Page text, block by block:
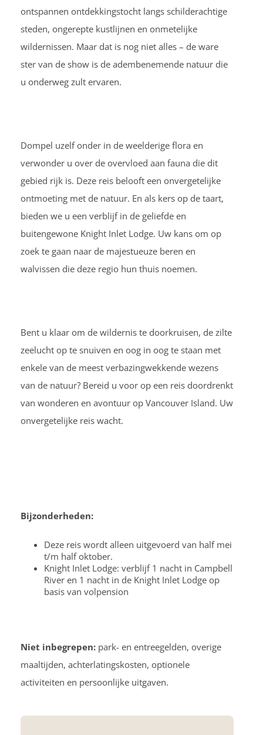
ontspannen ontdekkingstocht langs schilderachtige
steden, ongerepte kustlijnen en onmetelijke
wildernissen. Maar dat is nog niet alles – de ware
ster van de show is de adembenemende natuur die
u onderweg zult ervaren.
Dompel uzelf onder in de weelderige flora en
verwonder u over de overvloed aan fauna die dit
gebied rijk is. Deze reis belooft een onvergetelijke
ontmoeting met de natuur. En als kers op de taart,
bieden we u een verblijf in de geliefde en
buitengewone Knight Inlet Lodge. Uw kans om op
zoek te gaan naar de majestueuze beren en
walvissen die deze regio hun thuis noemen.
Bent u klaar om de wildernis te doorkruisen, de zilte
zeelucht op te snuiven en oog in oog te staan met
enkele van de meest verbazingwekkende wezens
van de natuur? Bereid u voor op een reis doordrenkt
van wonderen en avontuur op Vancouver Island. Uw
onvergetelijke reis wacht.
Bijzonderheden:
Deze reis wordt alleen uitgevoerd van half mei
t/m half oktober.
Knight Inlet Lodge: verblijf 1 nacht in Campbell
River en 1 nacht in de Knight Inlet Lodge op
basis van volpension
Niet inbegrepen: park- en entreegelden, overige
maaltijden, achterlatingskosten, optionele
activiteiten en persoonlijke uitgaven.